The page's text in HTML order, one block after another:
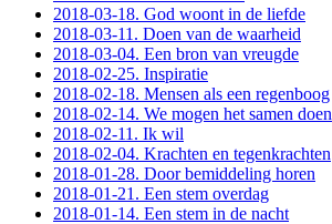
2018-03-18. God woont in de liefde
2018-03-11. Doen van de waarheid
2018-03-04. Een bron van vreugde
2018-02-25. Inspiratie
2018-02-18. Mensen als een regenboog
2018-02-14. We mogen het samen doen
2018-02-11. Ik wil
2018-02-04. Krachten en tegenkrachten
2018-01-28. Door bemiddeling horen
2018-01-21. Een stem overdag
2018-01-14. Een stem in de nacht